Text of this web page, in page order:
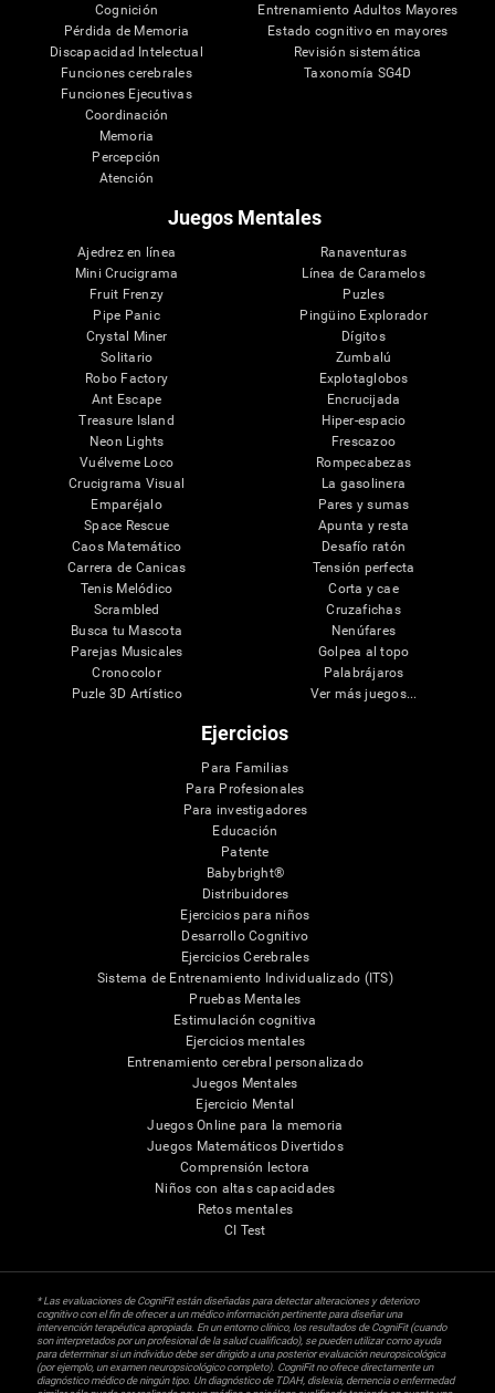
Cognición
Pérdida de Memoria
Discapacidad Intelectual
Funciones cerebrales
Funciones Ejecutivas
Coordinación
Memoria
Percepción
Atención
Entrenamiento Adultos Mayores
Estado cognitivo en mayores
Revisión sistemática
Taxonomía SG4D
Juegos Mentales
Ajedrez en línea
Mini Crucigrama
Fruit Frenzy
Pipe Panic
Crystal Miner
Solitario
Robo Factory
Ant Escape
Treasure Island
Neon Lights
Vuélveme Loco
Crucigrama Visual
Emparéjalo
Space Rescue
Caos Matemático
Carrera de Canicas
Tenis Melódico
Scrambled
Busca tu Mascota
Parejas Musicales
Cronocolor
Puzle 3D Artístico
Ranaventuras
Línea de Caramelos
Puzles
Pingüino Explorador
Dígitos
Zumbalú
Explotaglobos
Encrucijada
Hiper-espacio
Frescazoo
Rompecabezas
La gasolinera
Pares y sumas
Apunta y resta
Desafío ratón
Tensión perfecta
Corta y cae
Cruzafichas
Nenúfares
Golpea al topo
Palabrájaros
Ver más juegos...
Ejercicios
Para Familias
Para Profesionales
Para investigadores
Educación
Patente
Babybright®
Distribuidores
Ejercicios para niños
Desarrollo Cognitivo
Ejercicios Cerebrales
Sistema de Entrenamiento Individualizado (ITS)
Pruebas Mentales
Estimulación cognitiva
Ejercicios mentales
Entrenamiento cerebral personalizado
Juegos Mentales
Ejercicio Mental
Juegos Online para la memoria
Juegos Matemáticos Divertidos
Comprensión lectora
Niños con altas capacidades
Retos mentales
CI Test
* Las evaluaciones de CogniFit están diseñadas para detectar alteraciones y deterioro
cognitivo con el fin de ofrecer a un médico información pertinente para diseñar una
intervención terapéutica apropiada. En un entorno clínico, los resultados de CogniFit (cuando
son interpretados por un profesional de la salud cualificado), se pueden utilizar como ayuda
para determinar si un individuo debe ser dirigido a una posterior evaluación neuropsicológica
(por ejemplo, un examen neuropsicológico completo). CogniFit no ofrece directamente un
diagnóstico médico de ningún tipo. Un diagnóstico de TDAH, dislexia, demencia o enfermedad